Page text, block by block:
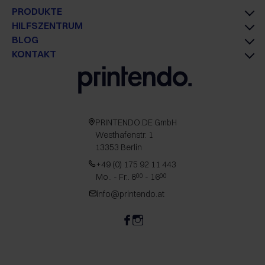
PRODUKTE
HILFSZENTRUM
BLOG
KONTAKT
PRINTENDO.DE GmbH
Westhafenstr. 1
13353 Berlin
+49 (0) 175 92 11 443
Mo.. - Fr.. 800 - 1600
info@printendo.at